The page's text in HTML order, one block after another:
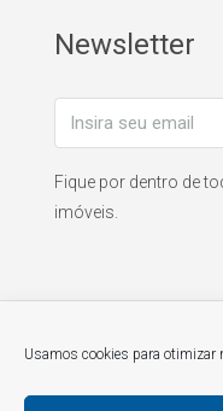
Usamos cookies para otimizar
Newsletter
Fique por dentro de
imóveis.